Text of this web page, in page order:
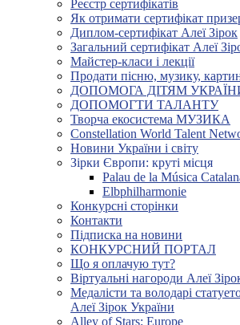
Реєстр сертифікатів
Як отримати сертифікат
Диплом-сертифікат Алеї Зірок
Загальний сертифікат Алеї
Майстер-класи і лекції
Продати пісню, музику,
ДОПОМОГА ДІТЯМ
ДОПОМОГТИ ТАЛАНТУ
Творча екосистема МУЗИКА
Constellation World Talent
Новини України і світу
Зірки Європи: круті місця
Palau de la Música
Elbphilharmonie
Конкурсні сторінки
Контакти
Підписка на новини
КОНКУРСНИЙ ПОРТАЛ
Що я оплачую тут?
Віртуальні нагороди Алеї
Медалісти та володарі
Алеї Зірок України
Alley of Stars: Europe